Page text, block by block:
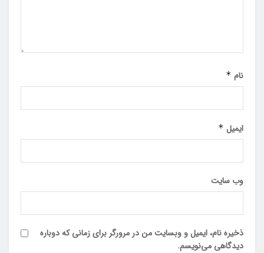
نام *
ایمیل *
وب‌ سایت
ذخیره نام، ایمیل و وبسایت من در مرورگر برای زمانی که دوباره
دیدگاهی می‌نویسم.